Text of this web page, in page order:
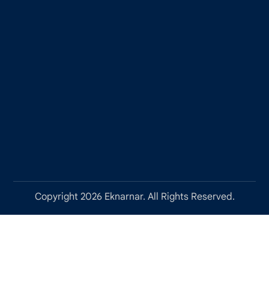
Copyright 2026 Eknarnar. All Rights Reserved.